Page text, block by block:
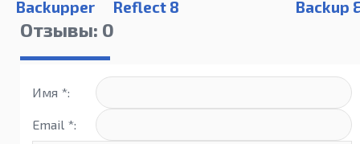
Backupper
Reflect 8
Backup
Отзывы: 0
Имя *:
Email *: